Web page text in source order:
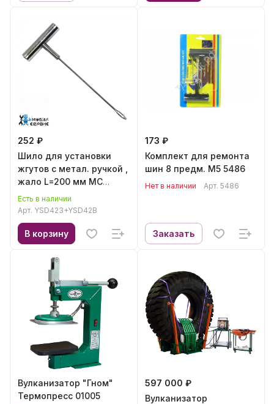
252 ₽
Шило для установки
жгутов с метал. ручкой ,
жало L=200 мм МС
YSD423+YSD42B
Есть в наличии
Арт. YSD423+YSD42B
В корзину
173 ₽
Комплект для ремонта
шин 8 предм. М5 5486
Нет в наличии Арт. 5486
Заказать
Вулканизатор "Гном"
Термопресс 01005
597 000 ₽
Вулканизатор